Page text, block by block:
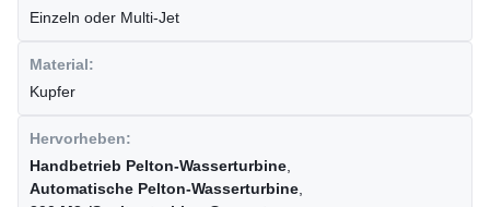
Einzeln oder Multi-Jet
Material:
Kupfer
Hervorheben:
Handbetrieb Pelton-Wasserturbine
Automatische Pelton-Wasserturbine